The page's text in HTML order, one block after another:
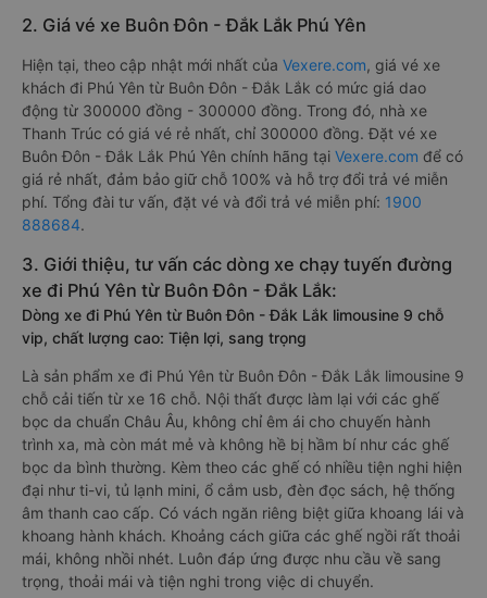
2. Giá vé xe Buôn Đôn - Đắk Lắk Phú Yên
Hiện tại, theo cập nhật mới nhất của Vexere.com, giá vé xe
khách đi Phú Yên từ Buôn Đôn - Đắk Lắk có mức giá dao
động từ 300000 đồng - 300000 đồng. Trong đó, nhà xe
Thanh Trúc có giá vé rẻ nhất, chỉ 300000 đồng. Đặt vé xe
Buôn Đôn - Đắk Lắk Phú Yên chính hãng tại Vexere.com để có
giá rẻ nhất, đảm bảo giữ chỗ 100% và hỗ trợ đổi trả vé miễn
phí. Tổng đài tư vấn, đặt vé và đổi trả vé miễn phí: 1900
888684.
3. Giới thiệu, tư vấn các dòng xe chạy tuyến đường
xe đi Phú Yên từ Buôn Đôn - Đắk Lắk:
Dòng xe đi Phú Yên từ Buôn Đôn - Đắk Lắk limousine 9 chỗ
vip, chất lượng cao: Tiện lợi, sang trọng
Là sản phẩm xe đi Phú Yên từ Buôn Đôn - Đắk Lắk limousine 9
chỗ cải tiến từ xe 16 chỗ. Nội thất được làm lại với các ghế
bọc da chuẩn Châu Âu, không chỉ êm ái cho chuyến hành
trình xa, mà còn mát mẻ và không hề bị hầm bí như các ghế
bọc da bình thường. Kèm theo các ghế có nhiều tiện nghi hiện
đại như ti-vi, tủ lạnh mini, ổ cắm usb, đèn đọc sách, hệ thống
âm thanh cao cấp. Có vách ngăn riêng biệt giữa khoang lái và
khoang hành khách. Khoảng cách giữa các ghế ngồi rất thoải
mái, không nhồi nhét. Luôn đáp ứng được nhu cầu về sang
trọng, thoải mái và tiện nghi trong việc di chuyển.